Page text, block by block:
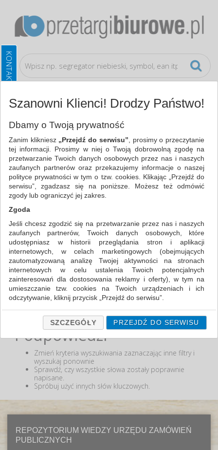
Galanteria biurowa Kieszonki samoprzylepne
WSZYSTKIE KATEGORIE
NAJCHĘTNIEJ WYBIERANE
FILTRY
WIĘCEJ
Zakres cenowy
MIN:
MAX:
ODZNACZ
Nie odnaleziono produktów wg przyjętych kryteriów
lub podana fraza "" nie została odnaleziona.
Podpowiedzi
Zmień kryteria wyszukiwania zaznaczając inne filtry i
wyszukaj ponownie
Sprawdź, czy wszystkie słowa zostały poprawnie
napisane.
Spróbuj użyć innych słów kluczowych.
REPOZYTORIUM WIEDZY URZĘDU ZAMÓWIEŃ
PUBLICZNYCH
Szanowni Klienci! Drodzy Państwo!
Dbamy o Twoją prywatność
Zanim klikniesz „Przejdź do serwisu” , prosimy o przeczytanie
tej informacji. Prosimy w niej o Twoją dobrowolną zgodę na
przetwarzanie Twoich danych osobowych przez nas i naszych
zaufanych partnerów oraz przekazujemy informacje o naszej
polityce prywatności w tym o tzw. cookies. Klikając „Przejdź do
serwisu”, zgadzasz się na poniższe. Możesz też odmówić
zgody lub ograniczyć jej zakres.
Zgoda
Jeśli chcesz zgodzić się na przetwarzanie przez nas i naszych
zaufanych partnerów, Twoich danych osobowych, które
udostępniasz w historii przeglądania stron i aplikacji
internetowych, w celach marketingowych (obejmujących
zautomatyzowaną analizę Twojej aktywności na stronach
internetowych w celu ustalenia Twoich potencjalnych
zainteresowań dla dostosowania reklamy i oferty), w tym na
umieszczanie tzw. cookies na Twoich urządzeniach i ich
odczytywanie, kliknij przycisk „Przejdź do serwisu”.
Jeśli nie chcesz wyrazić zgody lub ograniczyć jej zakres, kliknij
„Szczegóły”, gdzie znajdziesz wszelkie informacje o tym jak to
zrobić . Te same informacje znajdziesz także na podstronie z
naszą polityką prywatności obowiązującą od 25 maja 2018.
W przypadku użytkowników zalogowanych, ważna jest Państwa
wcześniejsza zgoda której udzieliliście podczas zakładania
konta. Każda Państwa zgoda jest dobrowolna i można ją w
dowolnym momencie wycofać.
Klauzula Informacyjna (rozwiń)
SZCZEGÓŁY PRZEJDŹ DO SERWISU